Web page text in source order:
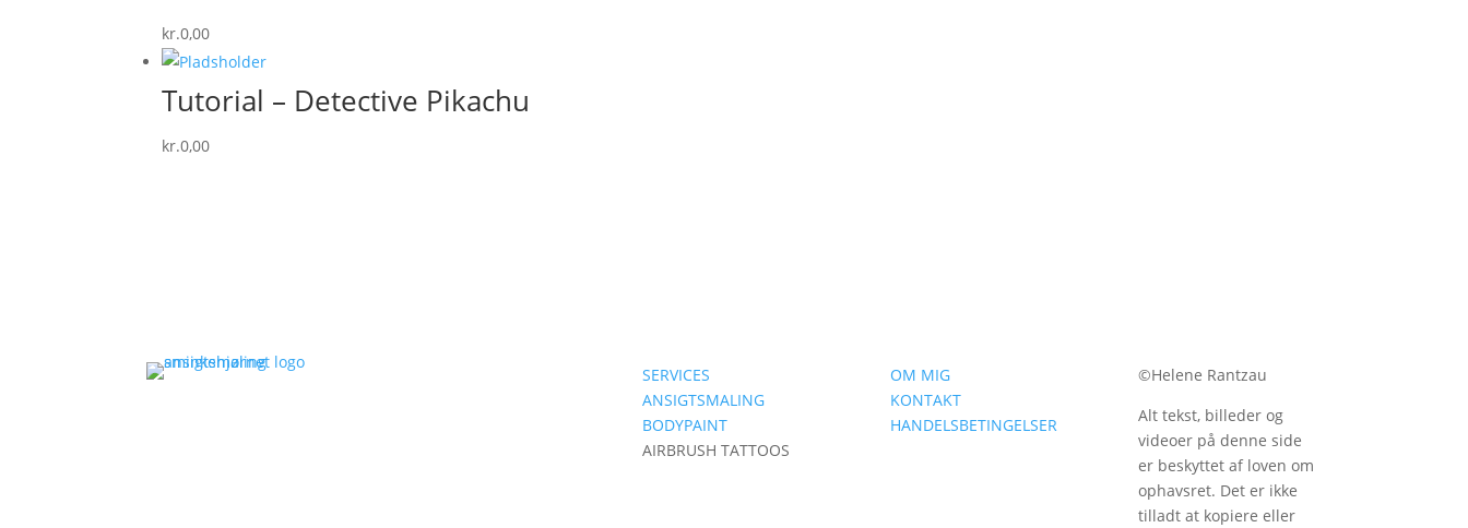
kr.0,00
Tutorial – Detective Pikachu
kr.0,00
SERVICES
ANSIGTSMALING
BODYPAINT
AIRBRUSH TATTOOS
OM MIG
KONTAKT
HANDELSBETINGELSER
©Helene Rantzau
Alt tekst, billeder og
videoer på denne side
er beskyttet af loven om
ophavsret. Det er ikke
tilladt at kopiere eller